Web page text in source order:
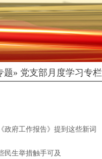
题» 党支部月度学习专栏
政府工作报告》提到这些新词
民生举措触手可及